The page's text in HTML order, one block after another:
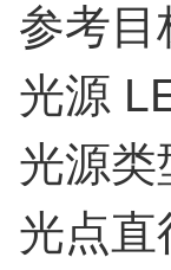
参考目
光源
光源类
光点直